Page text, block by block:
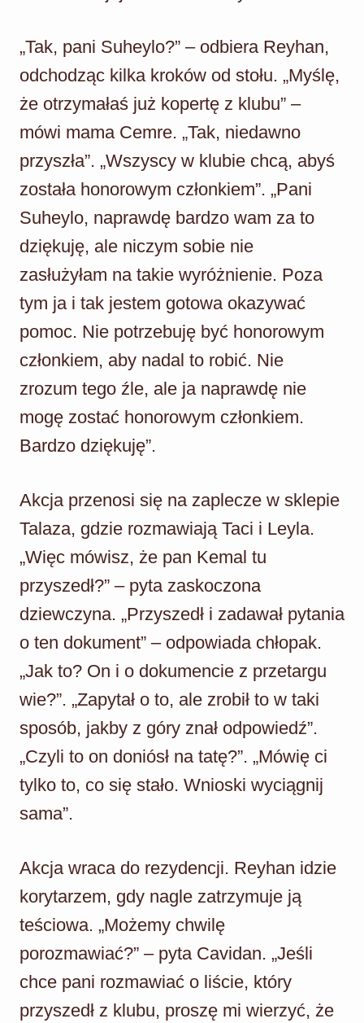
„Tak, pani Suheylo?” – odbiera Reyhan,
odchodząc kilka kroków od stołu. „Myślę,
że otrzymałaś już kopertę z klubu” –
mówi mama Cemre. „Tak, niedawno
przyszła”. „Wszyscy w klubie chcą, abyś
została honorowym członkiem”. „Pani
Suheylo, naprawdę bardzo wam za to
dziękuję, ale niczym sobie nie
zasłużyłam na takie wyróżnienie. Poza
tym ja i tak jestem gotowa okazywać
pomoc. Nie potrzebuję być honorowym
członkiem, aby nadal to robić. Nie
zrozum tego źle, ale ja naprawdę nie
mogę zostać honorowym członkiem.
Bardzo dziękuję”.
Akcja przenosi się na zaplecze w sklepie
Talaza, gdzie rozmawiają Taci i Leyla.
„Więc mówisz, że pan Kemal tu
przyszedł?” – pyta zaskoczona
dziewczyna. „Przyszedł i zadawał pytania
o ten dokument” – odpowiada chłopak.
„Jak to? On i o dokumencie z przetargu
wie?”. „Zapytał o to, ale zrobił to w taki
sposób, jakby z góry znał odpowiedź”.
„Czyli to on doniósł na tatę?”. „Mówię ci
tylko to, co się stało. Wnioski wyciągnij
sama”.
Akcja wraca do rezydencji. Reyhan idzie
korytarzem, gdy nagle zatrzymuje ją
teściowa. „Możemy chwilę
porozmawiać?” – pyta Cavidan. „Jeśli
chce pani rozmawiać o liście, który
przyszedł z klubu, proszę mi wierzyć, że